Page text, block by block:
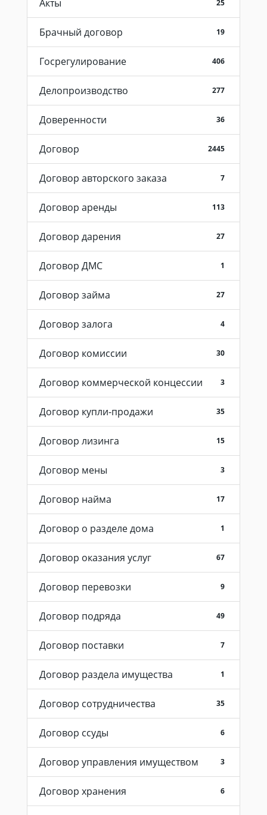
Акты 25
Брачный договор 19
Госрегулирование 406
Делопроизводство 277
Доверенности 36
Договор 2445
Договор авторского заказа 7
Договор аренды 113
Договор дарения 27
Договор ДМС 1
Договор займа 27
Договор залога 4
Договор комиссии 30
Договор коммерческой концессии 3
Договор купли-продажи 35
Договор лизинга 15
Договор мены 3
Договор найма 17
Договор о разделе дома 1
Договор оказания услуг 67
Договор перевозки 9
Договор подряда 49
Договор поставки 7
Договор раздела имущества 1
Договор сотрудничества 35
Договор ссуды 6
Договор управления имуществом 3
Договор хранения 6